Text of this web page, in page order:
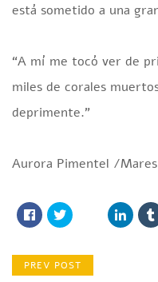
está sometido a una
“A mí me tocó ver de
miles de corales
deprimente.”
Aurora Pimentel /
PREV POST